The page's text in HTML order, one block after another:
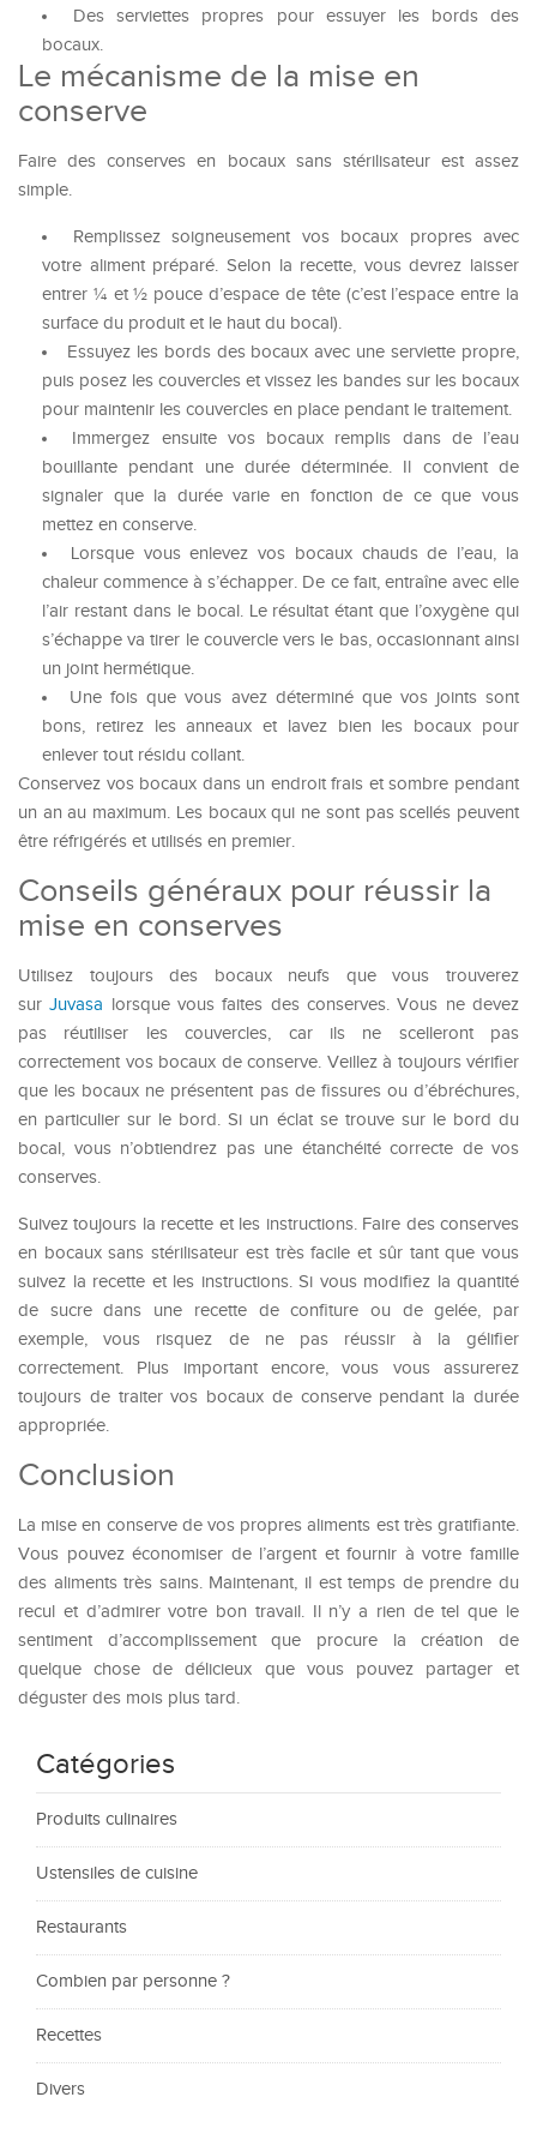
Des serviettes propres pour essuyer les bords des
bocaux.
Le mécanisme de la mise en
conserve
Faire des conserves en bocaux sans stérilisateur est assez
simple.
Remplissez soigneusement vos bocaux propres avec
votre aliment préparé. Selon la recette, vous devrez laisser
entrer ¼ et ½ pouce d’espace de tête (c’est l’espace entre la
surface du produit et le haut du bocal).
Essuyez les bords des bocaux avec une serviette propre,
puis posez les couvercles et vissez les bandes sur les bocaux
pour maintenir les couvercles en place pendant le traitement.
Immergez ensuite vos bocaux remplis dans de l’eau
bouillante pendant une durée déterminée. Il convient de
signaler que la durée varie en fonction de ce que vous
mettez en conserve.
Lorsque vous enlevez vos bocaux chauds de l’eau, la
chaleur commence à s’échapper. De ce fait, entraîne avec elle
l’air restant dans le bocal. Le résultat étant que l’oxygène qui
s’échappe va tirer le couvercle vers le bas, occasionnant ainsi
un joint hermétique.
Une fois que vous avez déterminé que vos joints sont
bons, retirez les anneaux et lavez bien les bocaux pour
enlever tout résidu collant.
Conservez vos bocaux dans un endroit frais et sombre pendant
un an au maximum. Les bocaux qui ne sont pas scellés peuvent
être réfrigérés et utilisés en premier.
Conseils généraux pour réussir la
mise en conserves
Utilisez toujours des bocaux neufs que vous trouverez
surJuvasa lorsque vous faites des conserves. Vous ne devez
pas réutiliser les couvercles, car ils ne scelleront pas
correctement vos bocaux de conserve. Veillez à toujours vérifier
que les bocaux ne présentent pas de fissures ou d’ébréchures,
en particulier sur le bord. Si un éclat se trouve sur le bord du
bocal, vous n’obtiendrez pas une étanchéité correcte de vos
conserves.
Suivez toujours la recette et les instructions. Faire des conserves
en bocaux sans stérilisateur est très facile et sûr tant que vous
suivez la recette et les instructions. Si vous modifiez la quantité
de sucre dans une recette de confiture ou de gelée, par
exemple, vous risquez de ne pas réussir à la gélifier
correctement. Plus important encore, vous vous assurerez
toujours de traiter vos bocaux de conserve pendant la durée
appropriée.
Conclusion
La mise en conserve de vos propres aliments est très gratifiante.
Vous pouvez économiser de l’argent et fournir à votre famille
des aliments très sains. Maintenant, il est temps de prendre du
recul et d’admirer votre bon travail. Il n’y a rien de tel que le
sentiment d’accomplissement que procure la création de
quelque chose de délicieux que vous pouvez partager et
déguster des mois plus tard.
Catégories
Produits culinaires
Ustensiles de cuisine
Restaurants
Combien par personne ?
Recettes
Divers